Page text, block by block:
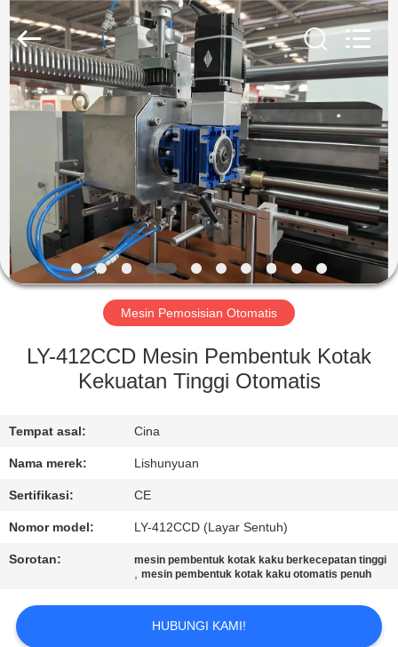
RUMAH
TENTANG
KAMI
TUR
KONTROL
HUBUNGI
KAMI
MINTA
KUTIPAN
Lishunyuan
Intelligent
Automation
Co.,
Ltd..
Rights
Reserved.
Mesin Pemosisian Otomatis
LY-412CCD Mesin Pembentuk Kotak
Kekuatan Tinggi Otomatis
Tempat asal: Cina
Nama merek: Lishunyuan
Sertifikasi: CE
Nomor model: LY-412CCD (Layar Sentuh)
Sorotan: mesin pembentuk kotak kaku berkecepatan tinggi
,mesin pembentuk kotak kaku otomatis penuh
HUBUNGI KAMI!